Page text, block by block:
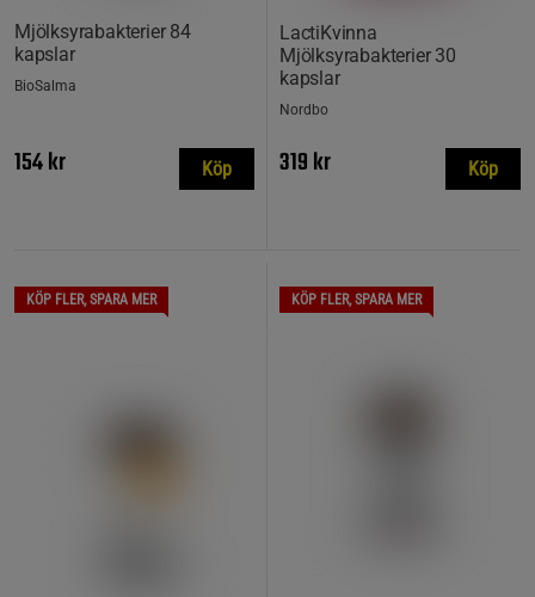
Mjölksyrabakterier 84
kapslar
BioSalma
154 kr Köp
LactiKvinna
Mjölksyrabakterier 30
kapslar
Nordbo
319 kr Köp
KÖP FLER, SPARA MER KÖP FLER, SPARA MER